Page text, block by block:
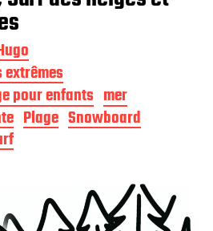
extrêmes
pour enfants mer
Plage Snowboard